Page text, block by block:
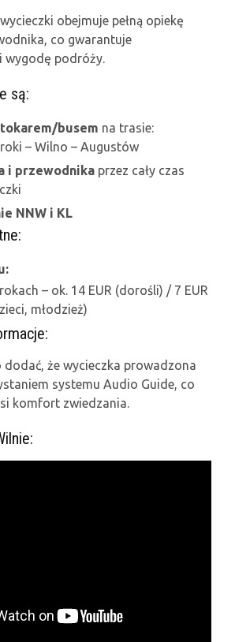
obejmuje pełną opiekę
co gwarantuje
wygodę podróży.
są:
busem na trasie:
– Wilno – Augustów
i przewodnika przez cały czas
NNW i KL
– ok. 14 EUR (dorośli) / 7 EUR
młodzież)
że wycieczka prowadzona
systemu Audio Guide, co
komfort zwiedzania.